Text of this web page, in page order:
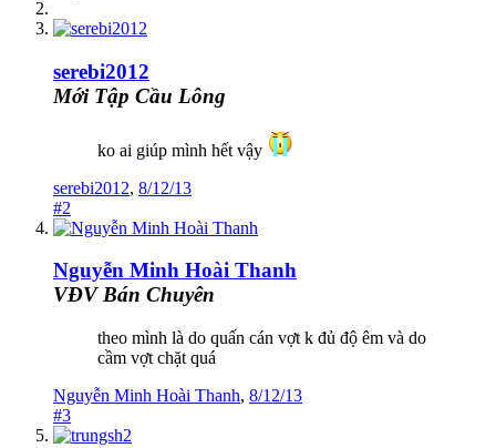
serebi2012
Mới Tập Cầu Lông
ko ai giúp mình hết vậy
serebi2012, 8/12/13
#2
Nguyễn Minh Hoài Thanh
VĐV Bán Chuyên
theo mình là do quấn cán vợt k đủ độ êm và do
cầm vợt chặt quá
Nguyễn Minh Hoài Thanh, 8/12/13
#3